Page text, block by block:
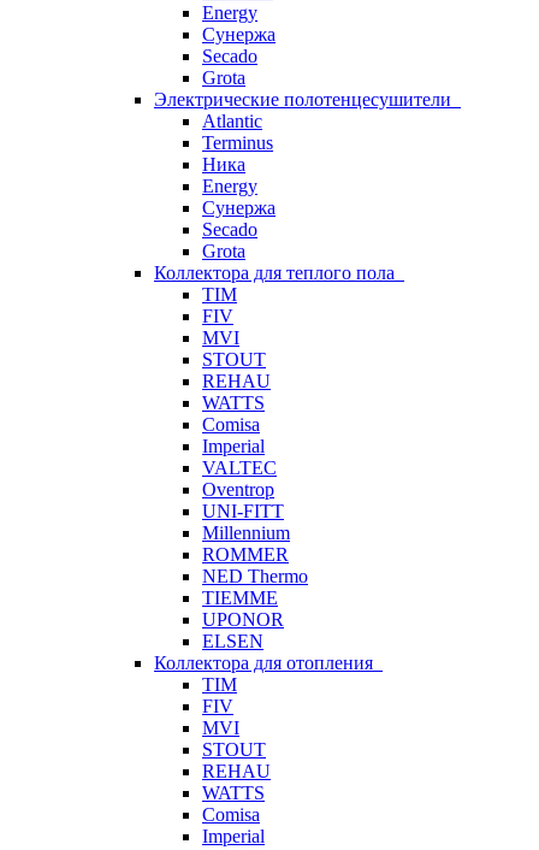
Energy
Сунержа
Secado
Grota
Электрические полотенцесушители
Atlantic
Terminus
Ника
Energy
Сунержа
Secado
Grota
Коллектора для теплого пола
TIM
FIV
MVI
STOUT
REHAU
WATTS
Comisa
Imperial
VALTEC
Oventrop
UNI-FITT
Millennium
ROMMER
NED Thermo
TIEMME
UPONOR
ELSEN
Коллектора для отопления
TIM
FIV
MVI
STOUT
REHAU
WATTS
Comisa
Imperial